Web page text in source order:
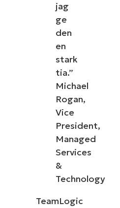
jag
ge
den
en
stark
tia.”
Michael
Rogan,
Vice
President,
Managed
Services
&
Technology
TeamLogic